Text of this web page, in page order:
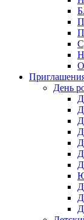
День